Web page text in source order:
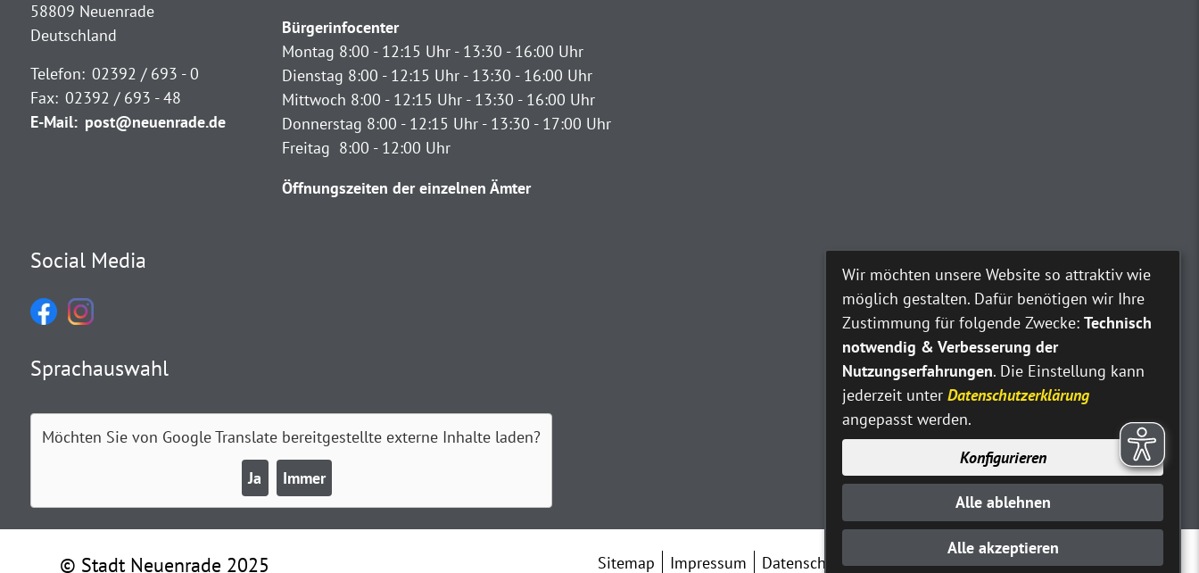
58809 Neuenrade
Deutschland
Telefon: 02392 / 693 - 0
Fax: 02392 / 693 - 48
E-Mail: post@neuenrade.de
Bürgerinfocenter
Montag 8:00 - 12:15 Uhr - 13:30 - 16:00 Uhr
Dienstag 8:00 - 12:15 Uhr - 13:30 - 16:00 Uhr
Mittwoch 8:00 - 12:15 Uhr - 13:30 - 16:00 Uhr
Donnerstag 8:00 - 12:15 Uhr - 13:30 - 17:00 Uhr
Freitag 8:00 - 12:00 Uhr
Öffnungszeiten der einzelnen Ämter
Social Media
Sprachauswahl
Möchten Sie von Google Translatebereitgestellte externe Inhalte laden?
Ja Immer
© Stadt Neuenrade 2025 Sitemap Impressum Datenschutz Erklärung zur Barrierefreiheit Kontakt
Wir möchten unsere Website so attraktiv wie
möglich gestalten. Dafür benötigen wir Ihre
Zustimmung für folgende Zwecke: Technisch
notwendig & Verbesserung der
Nutzungserfahrungen. Die Einstellung kann
jederzeit unter Datenschutzerklärung
angepasst werden.
Konfigurieren
Alle ablehnen
Alle akzeptieren